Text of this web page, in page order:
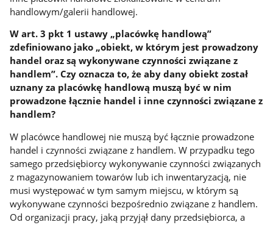
handlowym/galerii handlowej.
W art. 3 pkt 1 ustawy „placówkę handlową”
zdefiniowano jako „obiekt, w którym jest prowadzony
handel oraz są wykonywane czynności związane z
handlem”. Czy oznacza to, że aby dany obiekt został
uznany za placówkę handlową muszą być w nim
prowadzone łącznie handel i inne czynności związane z
handlem?
W placówce handlowej nie muszą być łącznie prowadzone
handel i czynności związane z handlem. W przypadku tego
samego przedsiębiorcy wykonywanie czynności związanych
z magazynowaniem towarów lub ich inwentaryzacją, nie
musi występować w tym samym miejscu, w którym są
wykonywane czynności bezpośrednio związane z handlem.
Od organizacji pracy, jaką przyjął dany przedsiębiorca, a